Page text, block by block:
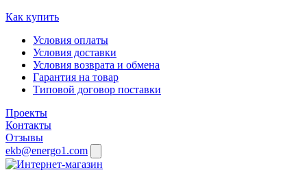
Как купить
Условия оплаты
Условия доставки
Условия возврата и обмена
Гарантия на товар
Типовой договор поставки
Проекты
Контакты
Отзывы
ekb@energo1.com